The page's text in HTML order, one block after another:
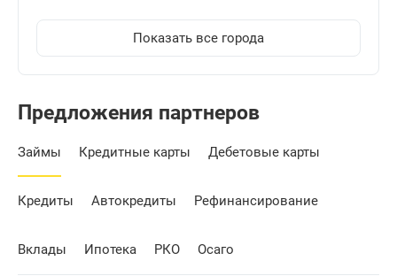
Показать все города
Предложения партнеров
Займы Кредитные карты Дебетовые карты
Кредиты Автокредиты Рефинансирование
Вклады Ипотека РКО Осаго